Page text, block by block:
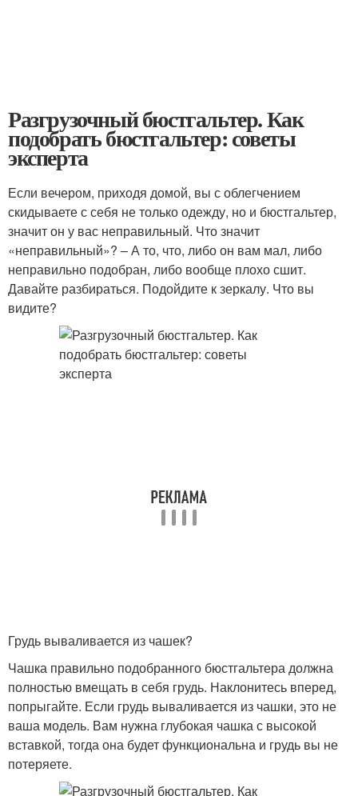
Разгрузочный бюстгальтер. Как
подобрать бюстгальтер: советы
эксперта
Если вечером, приходя домой, вы с облегчением
скидываете с себя не только одежду, но и бюстгальтер,
значит он у вас неправильный. Что значит
«неправильный»? – А то, что, либо он вам мал, либо
неправильно подобран, либо вообще плохо сшит.
Давайте разбираться. Подойдите к зеркалу. Что вы
видите?
Грудь вываливается из чашек?
Чашка правильно подобранного бюстгальтера должна
полностью вмещать в себя грудь. Наклонитесь вперед,
попрыгайте. Если грудь вываливается из чашки, это не
ваша модель. Вам нужна глубокая чашка с высокой
вставкой, тогда она будет функциональна и грудь вы не
потеряете.